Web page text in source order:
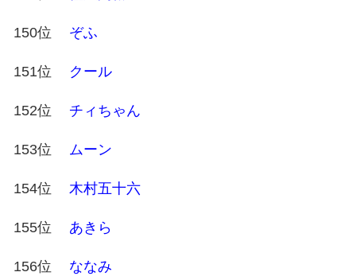
150位 ぞふ
151位 クール
152位 チィちゃん
153位 ムーン
154位 木村五十六
155位 あきら
156位 ななみ